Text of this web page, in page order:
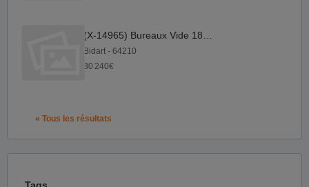
Bidart - 64210
30 240€
« Tous les résultats
Tags